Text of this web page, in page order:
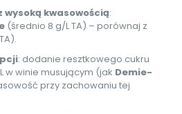
wysoką kwasowością:
(średnio 8 g/L TA) – porównaj z
: dodanie resztkowego cukru
w winie musującym (jak Demie-
przy zachowaniu tej